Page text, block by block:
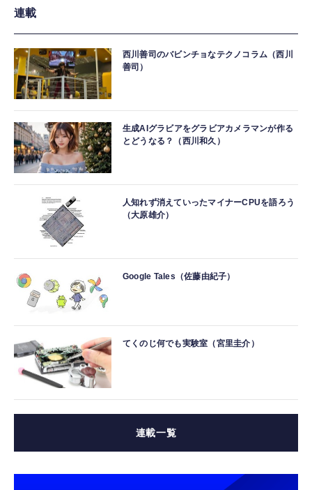
連載
西川善司のバビンチョなテクノコラム（西川
善司）
生成AIグラビアをグラビアカメラマンが作る
とどうなる？（西川和久）
人知れず消えていったマイナーCPUを語ろう
（大原雄介）
Google Tales（佐藤由紀子）
てくのじ何でも実験室（宮里圭介）
連載一覧